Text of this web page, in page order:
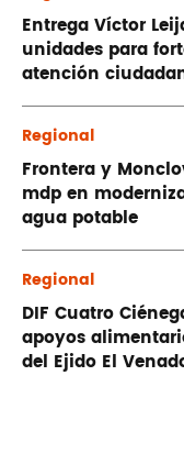
Entrega Víctor
unidades para
atención
Regional
Frontera y
mdp en
agua potable
Regional
DIF Cuatro
apoyos
del Ejido El